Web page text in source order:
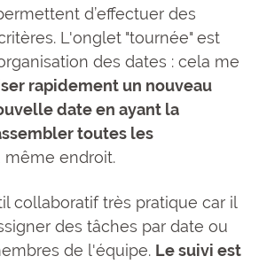
d’effectuer des
L'onglet "tournée" est
des dates : cela me
rapidement un nouveau
date en ayant la
toutes les
même endroit.
collaboratif très pratique car il
des tâches par date ou
de l'équipe. Le suivi est